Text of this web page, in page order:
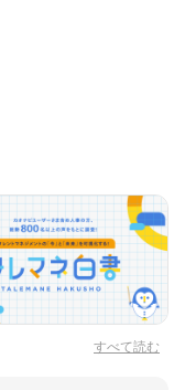
すべて読む